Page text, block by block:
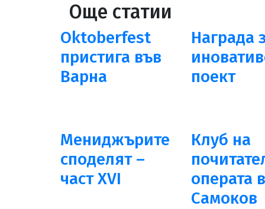
Още статии
Oktoberfest
пристига във
Варна
Награда
поект
Мениджърите
споделят –
част XVI
Клуб на
операта в
Самоков